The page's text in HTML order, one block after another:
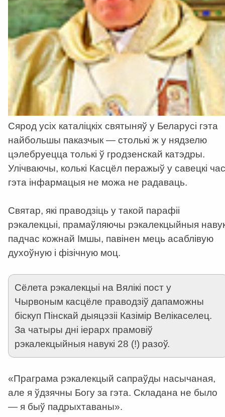
Сярод усіх каталіцкіх святыняў у Беларусі гэта
найбольшы паказчык — столькі ж у нядзелю
цэлебруецца толькі ў гродзенскай катэдры.
Улічваючы, колькі Касцёл перажыў у савецкі
гэта інфармацыя не можа не радаваць.
Святар, які праводзіць у такой парафіі
рэкалекцыі, прамаўляючы рэкалекцыйныя
падчас кожнай Імшы, павінен мець асаблівую
духоўную і фізічную моц.
Сёлета рэкалекцыі на Вялікі пост у
Чырвоным касцёле праводзіў дапаможны
біскуп Пінскай дыяцэзіі Казімір Велікаселец.
За чатыры дні іерарх прамовіў
рэкалекцыйныя навукі 28 (!) разоў.
«Праграма рэкалекцый сапраўды насычаная,
але я ўдзячны Богу за гэта. Складана не было
— я быў падрыхтаваны».